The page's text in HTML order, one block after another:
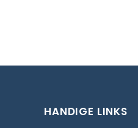
HANDIGE LINKS